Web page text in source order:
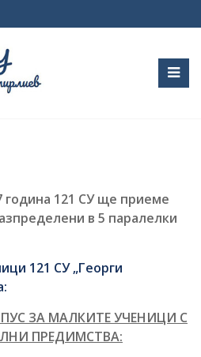
година 121 СУ ще приеме
в 5 паралелки
121 СУ „Георги
ЗА МАЛКИТЕ УЧЕНИЦИ С
ПРЕДИМСТВА: